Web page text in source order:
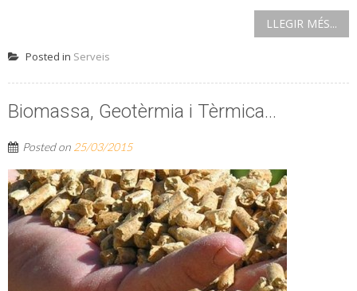
LLEGIR MÉS...
Posted in Serveis
Biomassa, Geotèrmia i Tèrmica…
Posted on 25/03/2015